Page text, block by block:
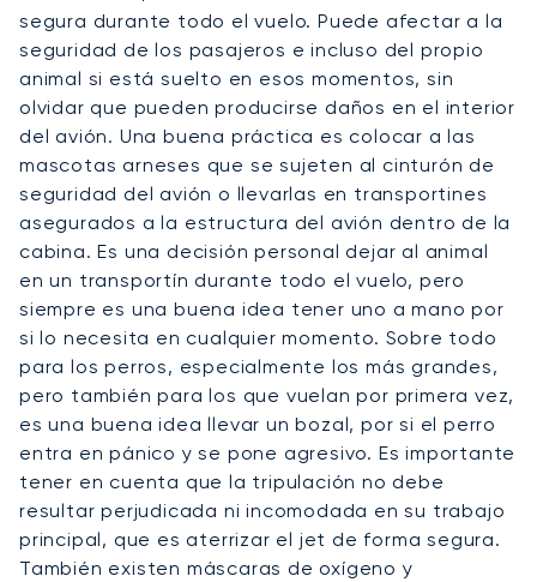
segura durante todo el vuelo. Puede afectar a la
seguridad de los pasajeros e incluso del propio
animal si está suelto en esos momentos, sin
olvidar que pueden producirse daños en el interior
del avión. Una buena práctica es colocar a las
mascotas arneses que se sujeten al cinturón de
seguridad del avión o llevarlas en transportines
asegurados a la estructura del avión dentro de la
cabina. Es una decisión personal dejar al animal
en un transportín durante todo el vuelo, pero
siempre es una buena idea tener uno a mano por
si lo necesita en cualquier momento. Sobre todo
para los perros, especialmente los más grandes,
pero también para los que vuelan por primera vez,
es una buena idea llevar un bozal, por si el perro
entra en pánico y se pone agresivo. Es importante
tener en cuenta que la tripulación no debe
resultar perjudicada ni incomodada en su trabajo
principal, que es aterrizar el jet de forma segura.
También existen máscaras de oxígeno y